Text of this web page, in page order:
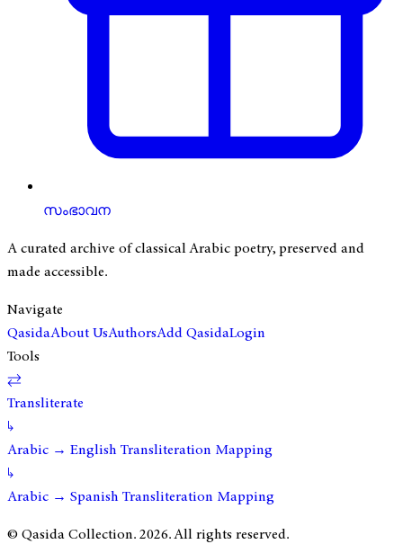
സംഭാവന
A curated archive of classical Arabic poetry, preserved and
made accessible.
Navigate
QasidaAbout UsAuthorsAdd QasidaLogin
Tools
⇄
Transliterate
↳
Arabic → English Transliteration Mapping
↳
Arabic → Spanish Transliteration Mapping
© Qasida Collection.2026. All rights reserved.